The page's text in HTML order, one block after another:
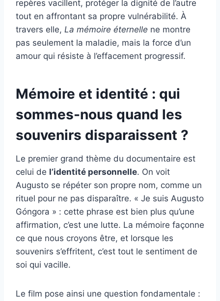
repères vacillent, protéger la dignité de l’autre
tout en affrontant sa propre vulnérabilité. À
travers elle, La mémoire éternelle ne montre
pas seulement la maladie, mais la force d’un
amour qui résiste à l’effacement progressif.
Mémoire et identité : qui
sommes-nous quand les
souvenirs disparaissent ?
Le premier grand thème du documentaire est
celui de l’identité personnelle. On voit
Augusto se répéter son propre nom, comme un
rituel pour ne pas disparaître. « Je suis Augusto
Góngora » : cette phrase est bien plus qu’une
affirmation, c’est une lutte. La mémoire façonne
ce que nous croyons être, et lorsque les
souvenirs s’effritent, c’est tout le sentiment de
soi qui vacille.
Le film pose ainsi une question fondamentale :